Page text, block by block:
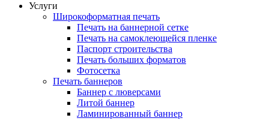
Услуги
Широкоформатная печать
Печать на баннерной сетке
Печать на самоклеющейся пленке
Паспорт строительства
Печать больших форматов
Фотосетка
Печать баннеров
Баннер с люверсами
Литой баннер
Ламинированный баннер